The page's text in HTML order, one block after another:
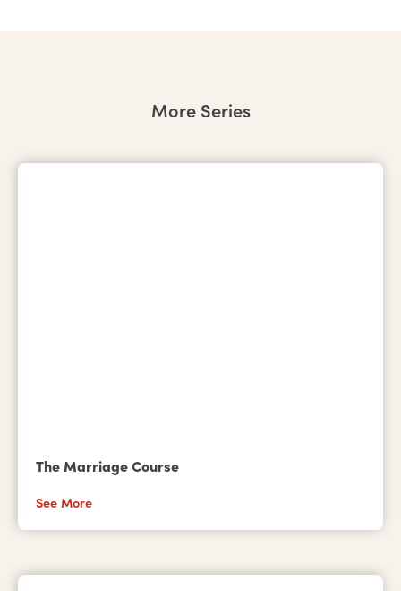
More Series
The Marriage Course
See More